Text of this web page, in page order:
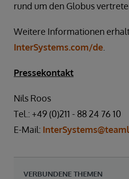
rund um den Globus
Weitere Informationen
InterSystems.com/de
Pressekontakt
Nils Roos
Tel.: +49 (0)211 - 88 24 76 10
E-Mail:
VERBUNDENE THEMEN